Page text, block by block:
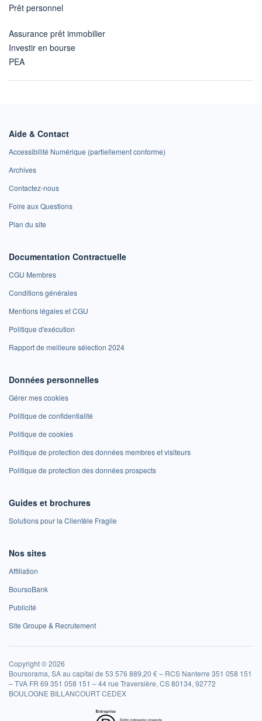
Prêt personnel
Assurance prêt immobilier
Investir en bourse
PEA
Aide & Contact
Accessibilité Numérique (partiellement conforme)
Archives
Contactez-nous
Foire aux Questions
Plan du site
Documentation Contractuelle
CGU Membres
Conditions générales
Mentions légales et CGU
Politique d'exécution
Rapport de meilleure sélection 2024
Données personnelles
Gérer mes cookies
Politique de confidentialité
Politique de cookies
Politique de protection des données membres et visiteurs
Politique de protection des données prospects
Guides et brochures
Solutions pour la Clientèle Fragile
Nos sites
Affiliation
BoursoBank
Publicité
Site Groupe & Recrutement
Copyright © 2026
Boursorama, SA au capital de 53 576 889,20 € – RCS Nanterre 351 058 151
– TVA FR 69 351 058 151 – 44 rue Traversière, CS 80134, 92772
BOULOGNE BILLANCOURT CEDEX